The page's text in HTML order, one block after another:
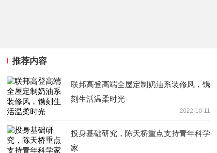
推荐内容
联邦高登高端全屋定制奶油系装修风，镌
刻生活温柔时光
2022-10-11
投身基础研究，陈天桥重点支持青年科学
家